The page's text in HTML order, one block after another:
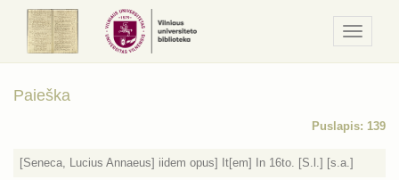
/
Meniu
Paieška
Puslapis: 139
[Seneca, Lucius Annaeus] iidem opus] It[em] In 16to. [S.l.] [s.a.]